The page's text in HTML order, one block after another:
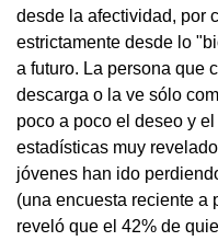
desde la afectividad, por
estrictamente desde lo
a futuro. La persona que
descarga o la ve sólo
poco a poco el deseo y
estadísticas muy
jóvenes han ido
(una encuesta reciente a
reveló que el 42% de